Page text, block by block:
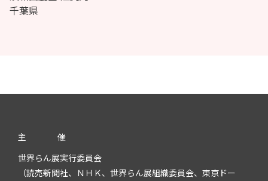
千葉県
主
催
世界らん展実行委員会
（読売新聞社、ＮＨＫ、世界らん展組織委員会、東京ドー